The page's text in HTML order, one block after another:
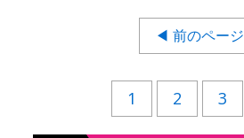
◀ 前のページ
1 2 3